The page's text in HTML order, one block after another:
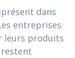
dans
entreprises
leurs produits
restent